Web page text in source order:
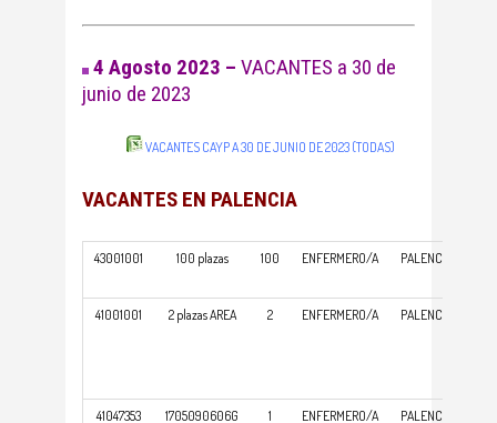
4 Agosto 2023 – VACANTES a 30 de
junio de 2023
VACANTES CAYP A 30 DE JUNIO DE 2023 (TODAS)
VACANTES EN PALENCIA
43001001 100 plazas 100 ENFERMERO/A PALENCIA
41001001 2 plazas AREA 2 ENFERMERO/A PALENCIA
41047353 1705090606G 1 ENFERMERO/A PALENCIA